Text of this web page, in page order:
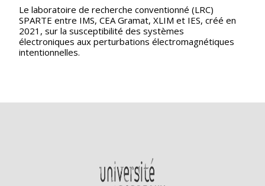
Le laboratoire de recherche conventionné (LRC)
SPARTE entre IMS, CEA Gramat, XLIM et IES, créé en
2021, sur la susceptibilité des systèmes
électroniques aux perturbations électromagnétiques
intentionnelles.